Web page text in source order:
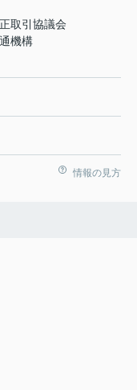
取引協議会
機構
情報の見方